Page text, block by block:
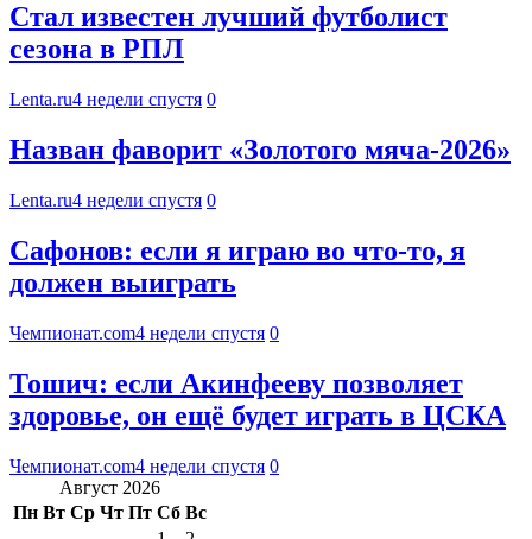
Стал известен лучший футболист
сезона в РПЛ
Lenta.ru4 недели спустя 0
Назван фаворит «Золотого мяча-2026»
Lenta.ru4 недели спустя 0
Сафонов: если я играю во что-то, я
должен выиграть
Чемпионат.com4 недели спустя 0
Тошич: если Акинфееву позволяет
здоровье, он ещё будет играть в ЦСКА
Чемпионат.com4 недели спустя 0
Август 2026
Пн Вт Ср Чт Пт Сб Вс